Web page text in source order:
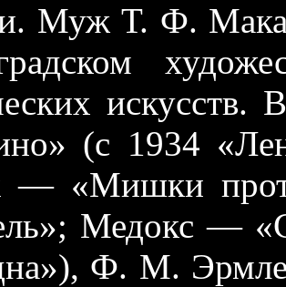
Муж Т. Ф.
(с 1934
«Мишки
Медокс —
Ф. М.